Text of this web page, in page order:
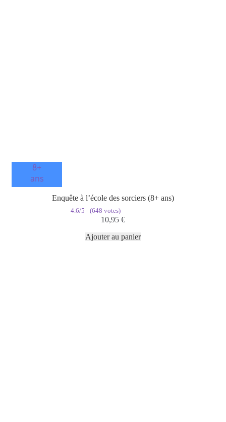
8+
ans
Enquête à l’école des sorciers (8+ ans)
4.6/5 - (648 votes)
10,95 €
Ajouter au panier